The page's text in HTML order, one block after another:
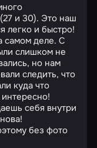
и 30). Это наш
легко и быстро!
самом деле. С
слишком не
но нам
следить, что
куда что
себя внутри
без фото